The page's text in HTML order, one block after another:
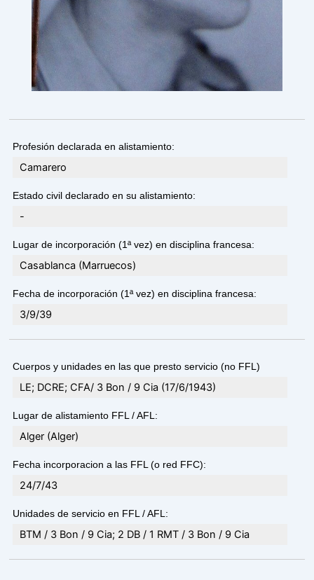
Profesión declarada en alistamiento:
Camarero
Estado civil declarado en su alistamiento:
-
Lugar de incorporación (1ª vez) en disciplina francesa:
Casablanca (Marruecos)
Fecha de incorporación (1ª vez) en disciplina francesa:
3/9/39
Cuerpos y unidades en las que presto servicio (no FFL)
LE; DCRE; CFA/ 3 Bon / 9 Cia (17/6/1943)
Lugar de alistamiento FFL / AFL:
Alger (Alger)
Fecha incorporacion a las FFL (o red FFC):
24/7/43
Unidades de servicio en FFL / AFL:
BTM / 3 Bon / 9 Cia; 2 DB / 1 RMT / 3 Bon / 9 Cia